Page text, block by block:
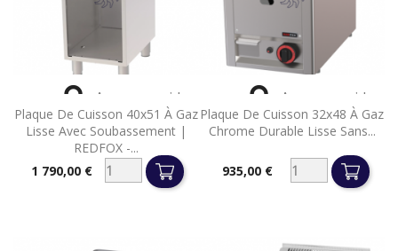
Plaque De Cuisson 40x51 À Gaz
Lisse Avec Soubassement |
REDFOX -...
Prix1 790,00 €
 Aperçu rapide
Plaque De Cuisson 32x48 À Gaz
Chrome Durable Lisse Sans...
Prix935,00 €
 Aperçu rapide